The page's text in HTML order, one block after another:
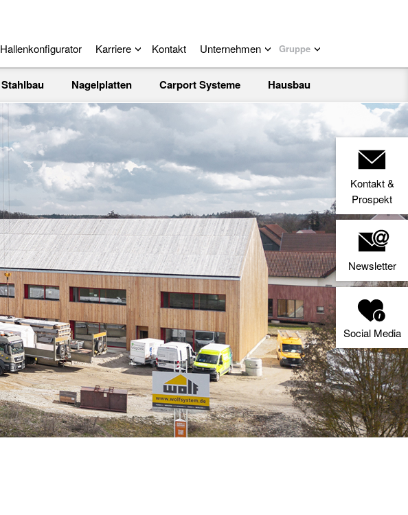
Kontakt &
Prospekt
Newsletter
Social Media
Hallenkonfigurator Karriere Kontakt Unternehmen Gruppe
Stahlbau Nagelplatten Carport Systeme Hausbau